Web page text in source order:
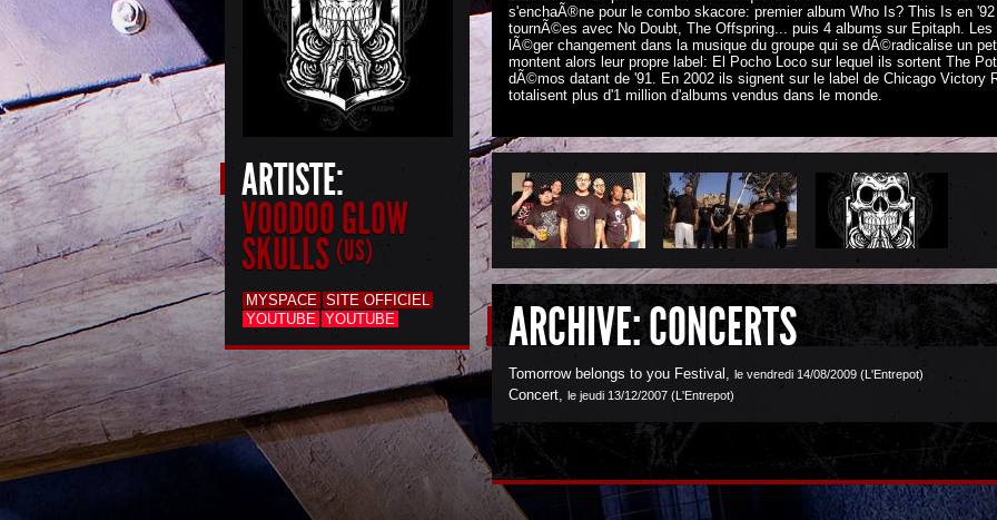
ARTISTE:
VOODOO GLOW
SKULLS (US)
MYSPACE SITE OFFICIEL
YOUTUBE YOUTUBE
s'enchaÃ®ne pour le combo skacore: premier album Who Is? This Is en
tournÃ©es avec No Doubt, The Offspring... puis 4 albums sur Epitaph.
lÃ©ger changement dans la musique du groupe qui se dÃ©radicalise un
montent alors leur propre label: El Pocho Loco sur lequel ils sortent The
dÃ©mos datant de '91. En 2002 ils signent sur le label de Chicago Victory
totalisent plus d'1 million d'albums vendus dans le monde.
ARCHIVE: CONCERTS
Tomorrow belongs to you Festival , le vendredi 14/08/2009 (L'Entrepot)
Concert, le jeudi 13/12/2007 (L'Entrepot)